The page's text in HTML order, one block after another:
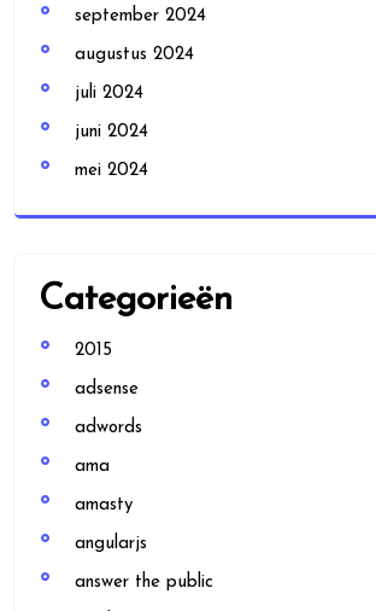
september 2024
augustus 2024
juli 2024
juni 2024
mei 2024
Categorieën
2015
adsense
adwords
ama
amasty
angularjs
answer the public